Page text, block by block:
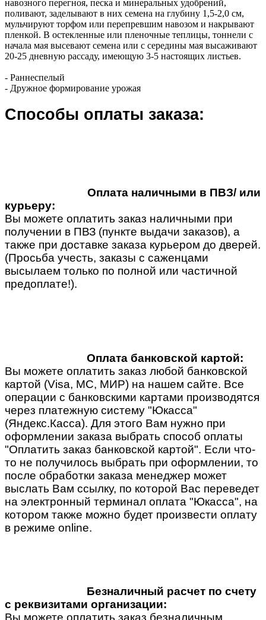
навозного перегноя, песка и минеральных удобрений,
поливают, заделывают в них семена на глубину 1,5-2,0 см,
мульчируют торфом или перепревшим навозом и накрывают
пленкой. В остекленные или пленочные теплицы, тоннели с
начала мая высевают семена или с середины мая высаживают
20-25 дневную рассаду, имеющую 3-5 настоящих листьев.
- Раннеспелый
- Дружное формирование урожая
Способы оплаты заказа:
Оплата наличными в ПВЗ/ или
курьеру:
Вы можете оплатить заказ наличными при
получении в ПВЗ (пункте выдачи заказов), а
также при доставке заказа курьером до дверей.
(Просьба учесть, заказы с саженцами
высылаем только по полной или частичной
предоплате!).
Оплата банковской картой:
Вы можете оплатить заказ любой банковской
картой (Visa, MC, МИР) на нашем сайте. Все
операции с банковскими картами производятся
через платежную систему "Юкасса"
(Яндекс.Касса). Для этого Вам нужно при
оформлении заказа выбрать способ оплаты
"Оплатить заказ банковской картой". Если что-
то не получилось выбрать при оформлении, то
после обработки заказа менеджер может
выслать Вам ссылку, по которой Вас переведет
на электронный терминал оплата "Юкасса", на
котором также можно будет произвести оплату
в режиме online.
Безналичный расчет по счету
с реквизитами организации:
Вы можете оплатить заказ безналичным